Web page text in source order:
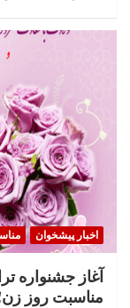
اخبار پیشخوان
آغاز جشنواره
مناسبت روز زن؛